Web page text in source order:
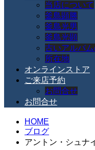
当店について
釜島顕勝
釜島光男
釜島光顕
古いアルバ
所在地
オンラインストア
ご来店予約
お問合せ
お問合せ
HOME
ブログ
アントン・シュナ